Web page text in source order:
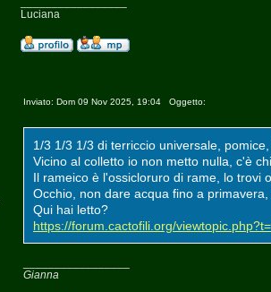
Luciana
Inviato: Dom 09 Nov 2025, 19:04 Oggetto:
1/3 1/3 1/3 di terriccio universale, pomice,
Vicino al colletto io non metto nulla, c'è
Il rameico è l'ossicloruro di rame, lo trovi
Occhio, non dare acqua fino a
Qui hai letto?
https://forum.cactofili.org/
Gianna